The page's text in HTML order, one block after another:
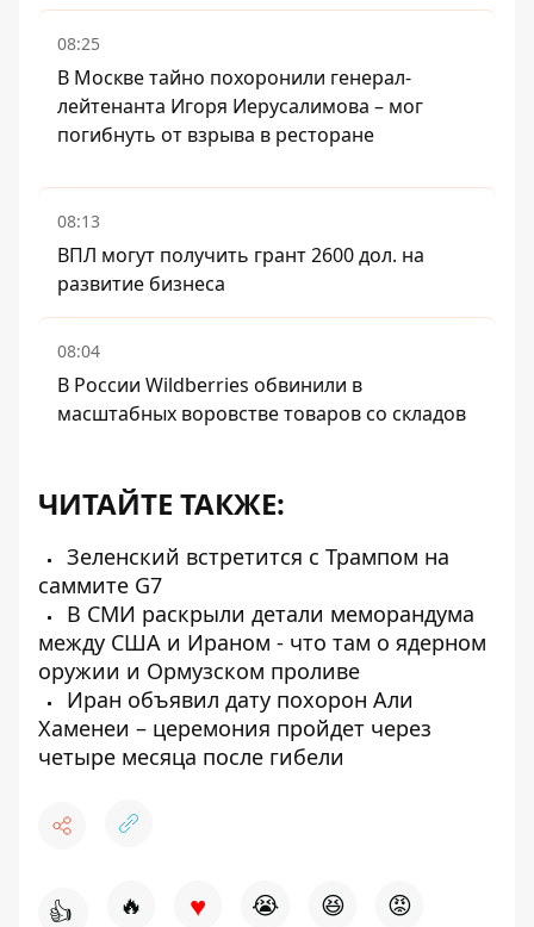
08:25
В Москве тайно похоронили генерал-
лейтенанта Игоря Иерусалимова – мог
погибнуть от взрыва в ресторане
08:13
ВПЛ могут получить грант 2600 дол. на
развитие бизнеса
08:04
В России Wildberries обвинили в
масштабных воровстве товаров со складов
ЧИТАЙТЕ ТАКЖЕ:
Зеленский встретится с Трампом на
саммите G7
В СМИ раскрыли детали меморандума
между США и Ираном - что там о ядерном
оружии и Ормузском проливе
Иран объявил дату похорон Али
Хаменеи – церемония пройдет через
четыре месяца после гибели
👍 🔥 ♥ 😭 😆 😡